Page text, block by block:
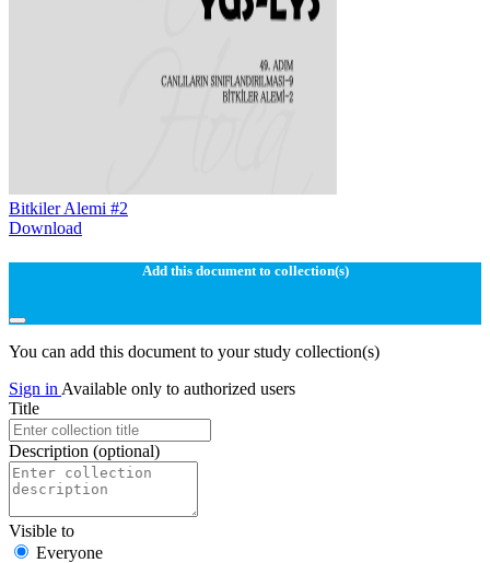
Bitkiler Alemi #2
Download
Add this document to collection(s)
You can add this document to your study collection(s)
Sign in Available only to authorized users
Title
Description (optional)
Visible to
Everyone